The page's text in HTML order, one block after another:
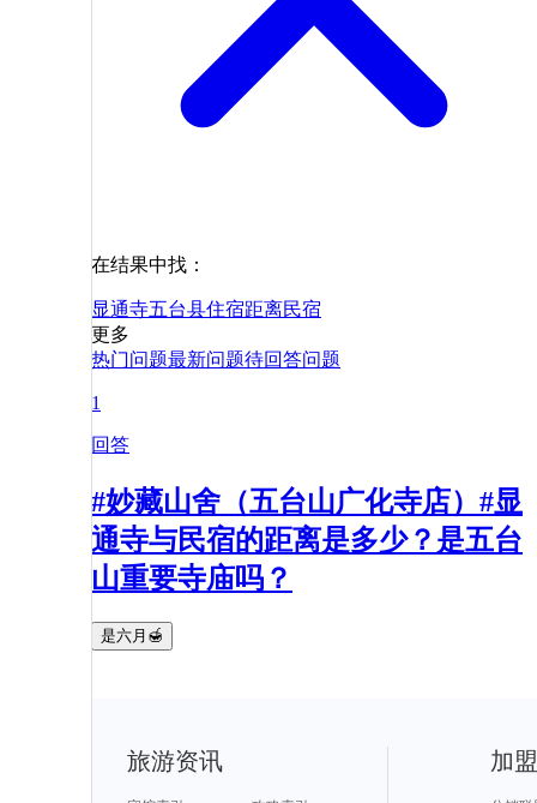
在结果中找：
显通寺五台县住宿距离民宿
更多
热门问题最新问题待回答问题
1
回答
#妙藏山舍（五台山广化寺店）#显
通寺与民宿的距离是多少？是五台
山重要寺庙吗？
是六月🍯
旅游资讯 加